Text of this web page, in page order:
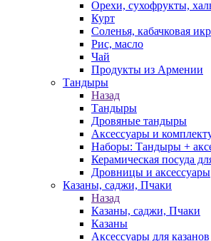
Орехи, сухофрукты,
Курт
Соленья, кабачковая
Рис, масло
Чай
Продукты из Армении
Тандыры
Назад
Тандыры
Дровяные тандыры
Аксессуары и
Наборы: Тандыры +
Керамическая посуда
Дровницы и аксессуары
Казаны, саджи, Пчаки
Назад
Казаны, саджи, Пчаки
Казаны
Аксессуары для казанов